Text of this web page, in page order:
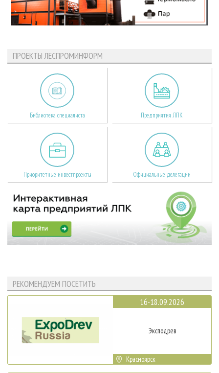
ПРОЕКТЫ ЛЕСПРОМИНФОРМ
Библиотека специалиста Предприятия ЛПК
Приоритетные инвестпроекты Официальные делегации
РЕКОМЕНДУЕМ ПОСЕТИТЬ
16-18.09.2026
Эксподрев
Красноярск